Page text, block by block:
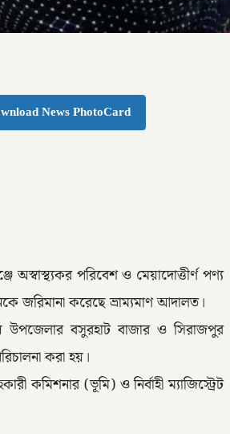
News PhotoCard
অস্বাস্থ্যকর পরিবেশ ও মেয়াদোত্তীর্ণ পণ্য
জরিমানা করেছে ভ্রাম্যমাণ আদালত।
উপজেলার বসুরহাট বাজার ও সিরাজপুর
করা হয়।
কমিশনার (ভূমি) ও নির্বাহী ম্যাজিস্ট্রেট